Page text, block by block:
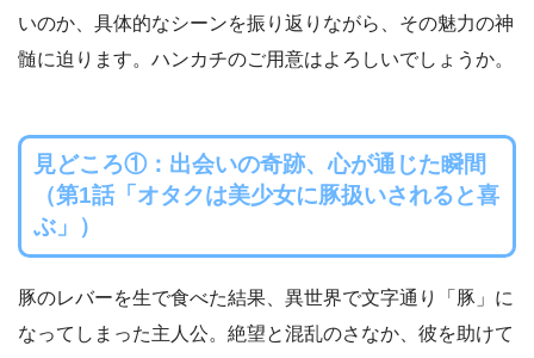
いのか、具体的なシーンを振り返りながら、その魅力の神
髄に迫ります。ハンカチのご用意はよろしいでしょうか。
見どころ①：出会いの奇跡、心が通じた瞬間
（第1話「オタクは美少女に豚扱いされると喜
ぶ」）
豚のレバーを生で食べた結果、異世界で文字通り「豚」に
なってしまった主人公。絶望と混乱のさなか、彼を助けて